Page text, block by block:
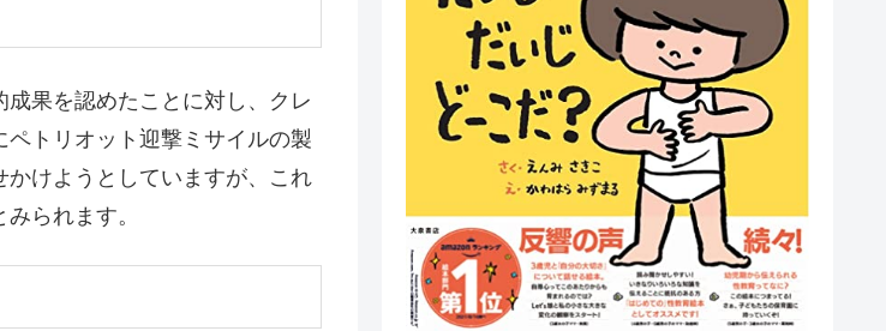
果を認めたことに対し、クレ
トリオット迎撃ミサイルの製
けようとしていますが、これ
られます。